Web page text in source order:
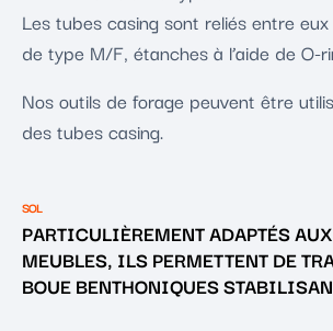
Les tubes casing sont reliés entre
de type M/F, étanches à l’aide de O-
Nos outils de forage peuvent être
des tubes casing.
SOL
PARTICULIÈREMENT ADAPTÉS
MEUBLES, ILS PERMETTENT DE
BOUE BENTHONIQUES